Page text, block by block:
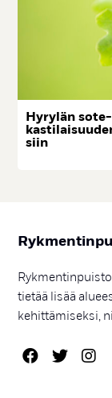
Hy­ry­län
siin
tietää lisää
kehittämiseksi,